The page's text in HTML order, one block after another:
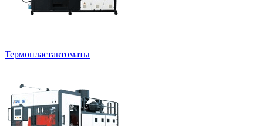
Термопластавтоматы